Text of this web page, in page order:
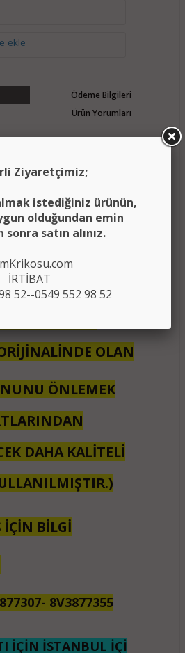
ekle
Ödeme Bilgileri
Ürün Yorumları
7 (2013>)-POLO 5
PERDE AYAĞI
OLAN
ÖNLEMEK
DAHA KALİTELİ
BİLGİ
8V3877355
İÇİN İSTANBUL İÇİ
Ziyaretçimiz;
istediğiniz ürünün,
olduğundan emin
satın alınız.
İRTİBAT
52--0549 552 98 52